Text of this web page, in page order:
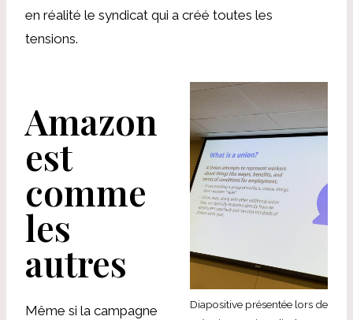
en réalité le syndicat qui a créé toutes les
tensions.
Diapositive présentée lors de
Amazon
est
comme
les
autres
Même si la campagne